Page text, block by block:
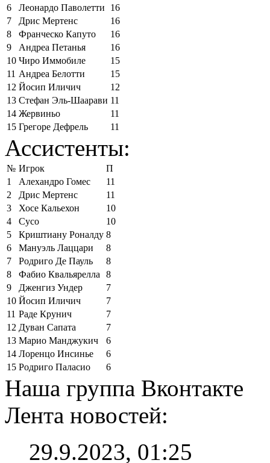
6
Леонардо Паволетти
16
7
Дрис Мертенс
16
8
Франческо Капуто
16
9
Андреа Петанья
16
10 Чиро Иммобиле
15
11 Андреа Белотти
15
12 Йосип Иличич
12
13 Стефан Эль-Шаарави 11
14 Жервиньо
11
15 Грегоре Дефрель 11
Ассистенты:
№ Игрок
П
1
Алехандро Гомес
11
2
Дрис Мертенс
11
3
Хосе Кальехон
10
4
Сусо
10
5
Криштиану Роналду 8
6
Мануэль Лаццари
8
7
Родриго Де Пауль
8
8
Фабио Квальярелла
8
9
Дженгиз Ундер
7
10 Йосип Иличич
7
11 Раде Крунич
7
12 Дуван Сапата
7
13 Марио Манджукич
6
14 Лоренцо Инсинье
6
15 Родриго Паласио 6
Наша группа Вконтакте
Лента новостей:
29.9.2023, 01:25